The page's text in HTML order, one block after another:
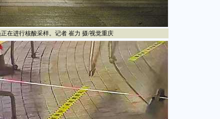
进行核酸采样。记者 崔力 摄/视觉重庆